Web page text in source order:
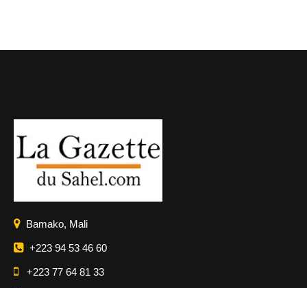
Bamako, Mali
+223 94 53 46 60
+223 77 64 81 33